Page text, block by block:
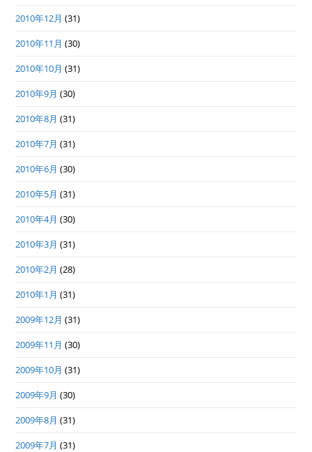
2010年12月 (31)
2010年11月 (30)
2010年10月 (31)
2010年9月 (30)
2010年8月 (31)
2010年7月 (31)
2010年6月 (30)
2010年5月 (31)
2010年4月 (30)
2010年3月 (31)
2010年2月 (28)
2010年1月 (31)
2009年12月 (31)
2009年11月 (30)
2009年10月 (31)
2009年9月 (30)
2009年8月 (31)
2009年7月 (31)